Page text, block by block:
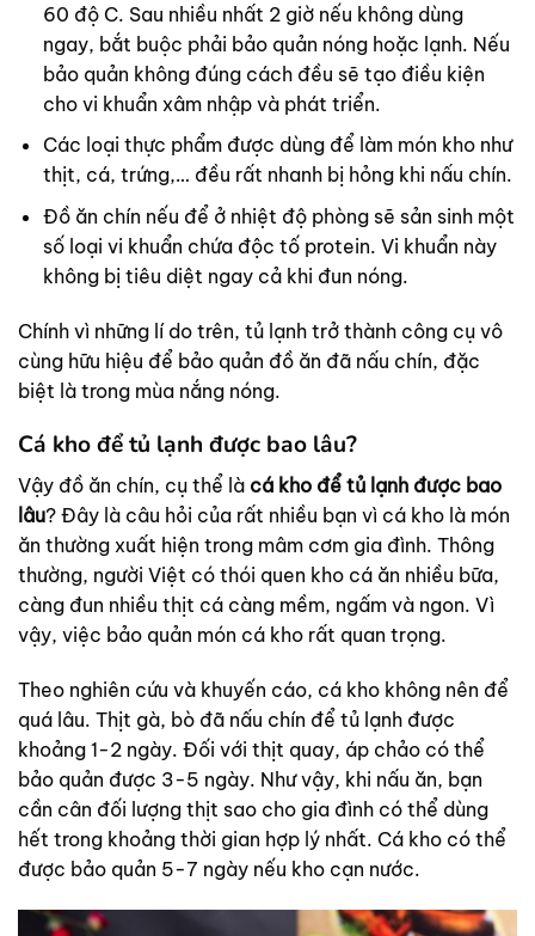
60 độ C. Sau nhiều nhất 2 giờ nếu không dùng
ngay, bắt buộc phải bảo quản nóng hoặc lạnh. Nếu
bảo quản không đúng cách đều sẽ tạo điều kiện
cho vi khuẩn xâm nhập và phát triển.
Các loại thực phẩm được dùng để làm món kho như
thịt, cá, trứng,… đều rất nhanh bị hỏng khi nấu chín.
Đồ ăn chín nếu để ở nhiệt độ phòng sẽ sản sinh một
số loại vi khuẩn chứa độc tố protein. Vi khuẩn này
không bị tiêu diệt ngay cả khi đun nóng.
Chính vì những lí do trên, tủ lạnh trở thành công cụ vô
cùng hữu hiệu để bảo quản đồ ăn đã nấu chín, đặc
biệt là trong mùa nắng nóng.
Cá kho để tủ lạnh được bao lâu?
Vậy đồ ăn chín, cụ thể là cá kho để tủ lạnh được bao
lâu? Đây là câu hỏi của rất nhiều bạn vì cá kho là món
ăn thường xuất hiện trong mâm cơm gia đình. Thông
thường, người Việt có thói quen kho cá ăn nhiều bữa,
càng đun nhiều thịt cá càng mềm, ngấm và ngon. Vì
vậy, việc bảo quản món cá kho rất quan trọng.
Theo nghiên cứu và khuyến cáo, cá kho không nên để
quá lâu. Thịt gà, bò đã nấu chín để tủ lạnh được
khoảng 1-2 ngày. Đối với thịt quay, áp chảo có thể
bảo quản được 3-5 ngày. Như vậy, khi nấu ăn, bạn
cần cân đối lượng thịt sao cho gia đình có thể dùng
hết trong khoảng thời gian hợp lý nhất. Cá kho có thể
được bảo quản 5-7 ngày nếu kho cạn nước.